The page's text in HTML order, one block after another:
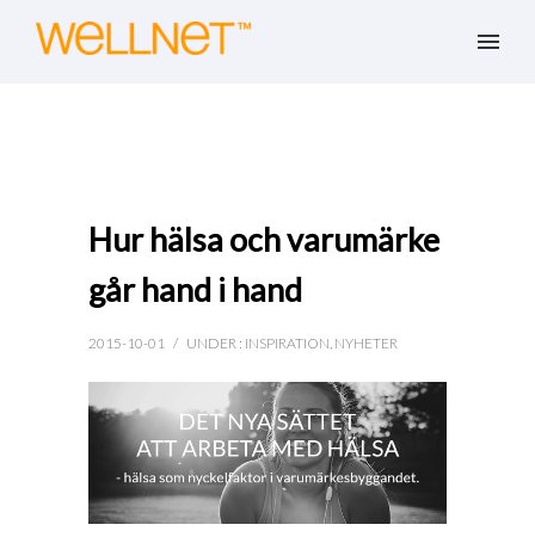
Hur hälsa och varumärke
går hand i hand
2015-10-01 / UNDER : INSPIRATION, NYHETER